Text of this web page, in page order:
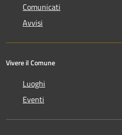
Comunicati
Avvisi
Vivere il Comune
Luoghi
Eventi